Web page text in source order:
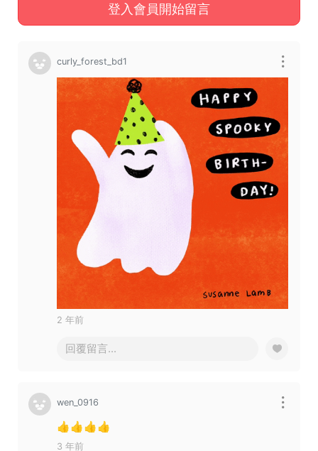
登入會員開始留言
curly_forest_bd1
2 年前
回覆留言...
wen_0916
👍👍👍👍
3 年前